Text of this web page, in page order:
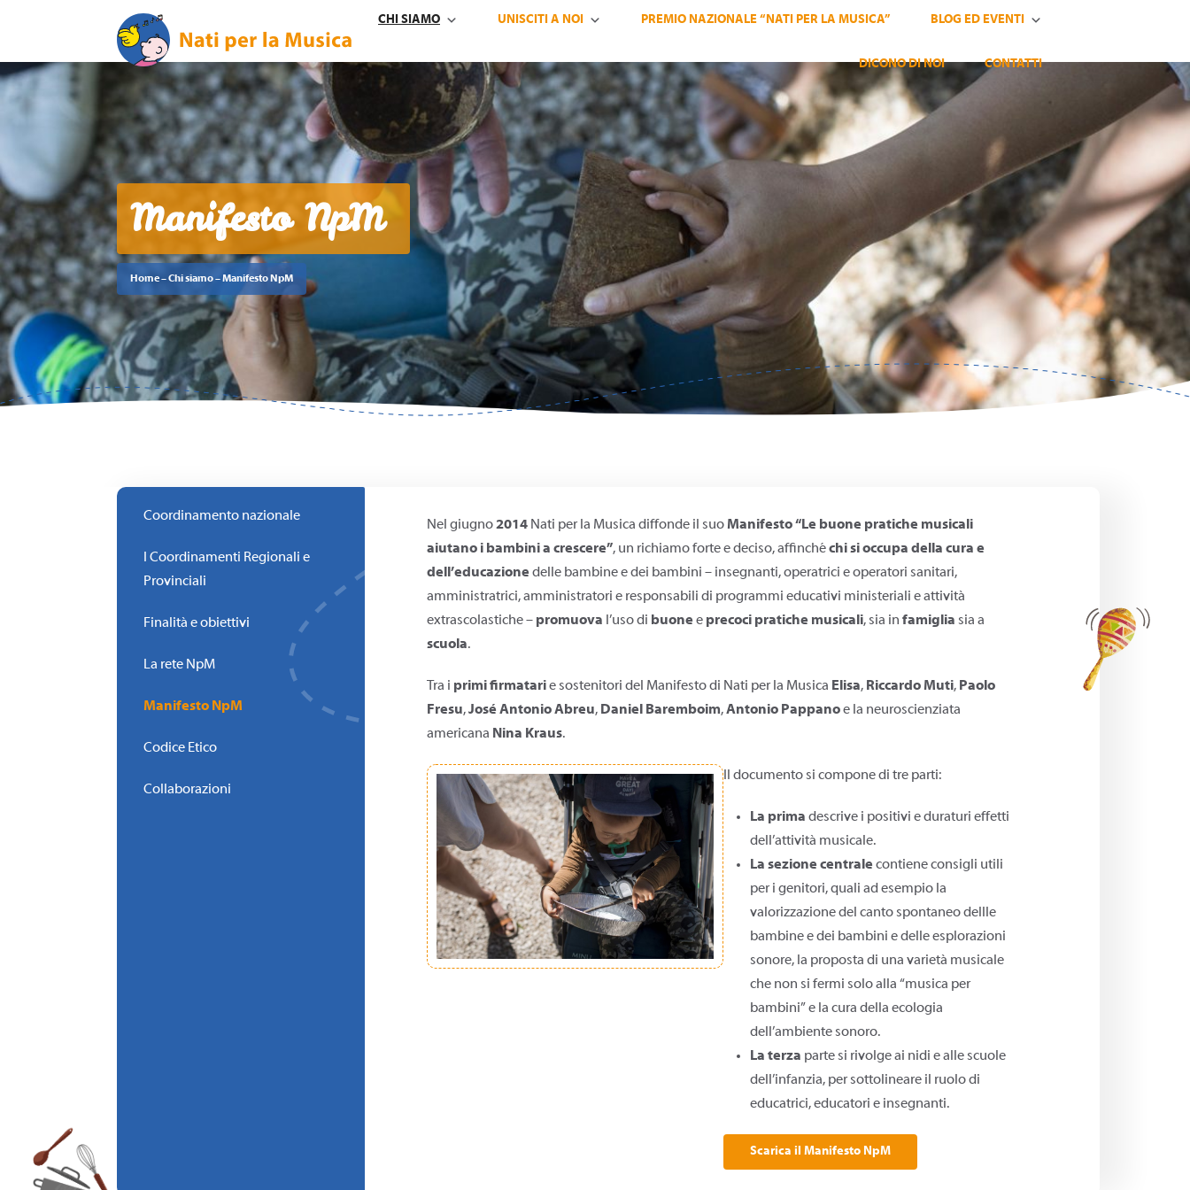
CHI SIAMO UNISCITI A NOI PREMIO NAZIONALE “NATI PER LA MUSICA” BLOG ED EVENTI
DICONO DI NOI CONTATTI
Manifesto NpM
Home–Chi siamo–Manifesto NpM
Nel giugno2014 Nati per la Musica diffonde il suo Manifesto “Le buone pratiche musicali
aiutano i bambini a crescere”, un richiamo forte e deciso, affinchéchi si occupa della cura e
dell’educazione delle bambine e dei bambini – insegnanti, operatrici e operatori sanitari,
amministratrici, amministratori e responsabili di programmi educativi ministeriali e attività
extrascolastiche – promuova l’uso di buone e precoci pratiche musicali, sia in famiglia sia a
scuola.
Tra i primi firmatarie sostenitori del Manifesto di Nati per la Musica Elisa, Riccardo Muti, Paolo
Fresu,José Antonio Abreu, Daniel Baremboim,Antonio Pappanoe la neuroscienziata
americana Nina Kraus.
Il documento si compone di tre parti:
La prima descrive i positivi e duraturi effetti
dell’attività musicale.
La sezione centrale contiene consigli utili
per i genitori, quali ad esempio la
valorizzazione del canto spontaneo dellle
bambine e dei bambini e delle esplorazioni
sonore, la proposta di una varietà musicale
che non si fermi solo alla “musica per
bambini” e la cura della ecologia
dell’ambiente sonoro.
La terza parte si rivolge ai nidi e alle scuole
dell’infanzia, per sottolineare il ruolo di
educatrici, educatori e insegnanti.
Scarica il Manifesto NpM
Coordinamento nazionale
I Coordinamenti Regionali e
Provinciali
Finalità e obiettivi
La rete NpM
Manifesto NpM
Codice Etico
Collaborazioni